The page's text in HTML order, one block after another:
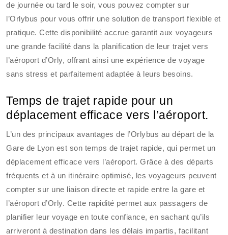
de journée ou tard le soir, vous pouvez compter sur
l’Orlybus pour vous offrir une solution de transport flexible et
pratique. Cette disponibilité accrue garantit aux voyageurs
une grande facilité dans la planification de leur trajet vers
l’aéroport d’Orly, offrant ainsi une expérience de voyage
sans stress et parfaitement adaptée à leurs besoins.
Temps de trajet rapide pour un
déplacement efficace vers l’aéroport.
L’un des principaux avantages de l’Orlybus au départ de la
Gare de Lyon est son temps de trajet rapide, qui permet un
déplacement efficace vers l’aéroport. Grâce à des départs
fréquents et à un itinéraire optimisé, les voyageurs peuvent
compter sur une liaison directe et rapide entre la gare et
l’aéroport d’Orly. Cette rapidité permet aux passagers de
planifier leur voyage en toute confiance, en sachant qu’ils
arriveront à destination dans les délais impartis, facilitant